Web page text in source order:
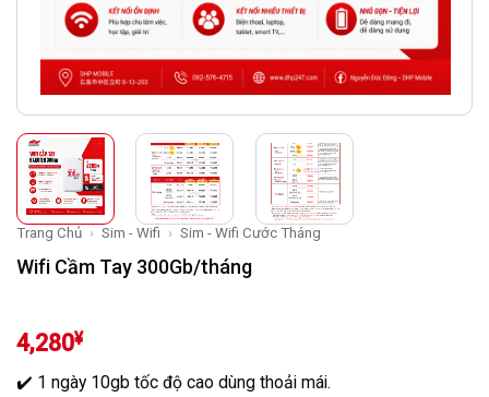
Trang Chủ › Sim - Wifi › Sim - Wifi Cước Tháng
Wifi Cầm Tay 300Gb/tháng
4,280¥
✔️ 1 ngày 10gb tốc độ cao dùng thoải mái.